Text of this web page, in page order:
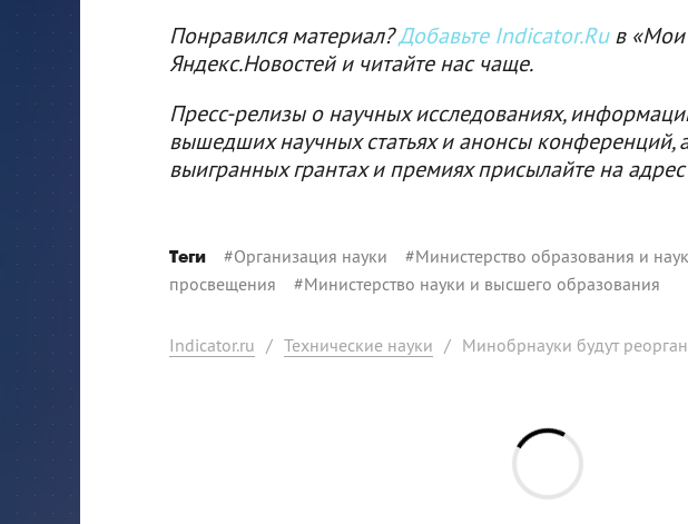
Понравился материал?Добавьте Indicator.Ruв «Мои
Яндекс.Новостей и читайте нас чаще.
Пресс-релизы о научных исследованиях,
вышедших научных статьях и анонсы конференций,
выигранных грантах и премиях присылайте на адрес
Теги #Организация науки #Министерство образования и
просвещения #Министерство науки и высшего образования
Indicator.ru / Технические науки / Минобрнауки будут